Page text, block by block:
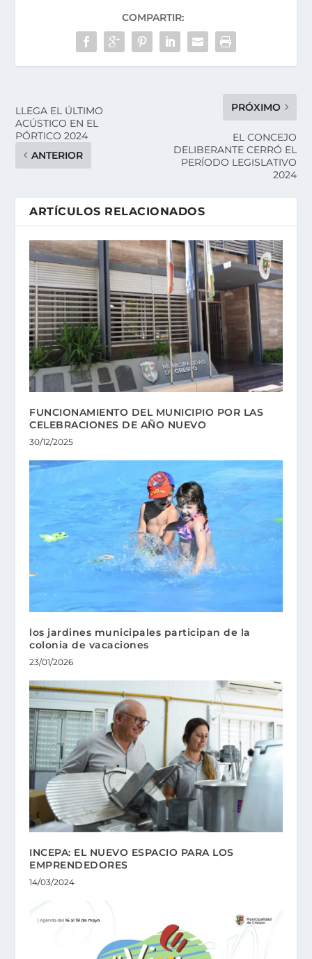
COMPARTIR:
LLEGA EL ÚLTIMO
ACÚSTICO EN EL
PÓRTICO 2024
ANTERIOR
PRÓXIMO
EL CONCEJO
DELIBERANTE CERRÓ EL
PERÍODO LEGISLATIVO
2024
ARTÍCULOS RELACIONADOS
FUNCIONAMIENTO DEL MUNICIPIO POR LAS
CELEBRACIONES DE AÑO NUEVO
30/12/2025
los jardines municipales participan de la
colonia de vacaciones
23/01/2026
INCEPA: EL NUEVO ESPACIO PARA LOS
EMPRENDEDORES
14/03/2024